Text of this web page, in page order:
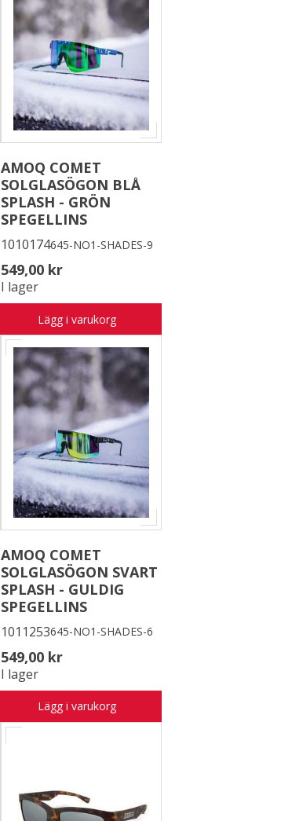
AMOQ COMET
SOLGLASÖGON BLÅ
SPLASH - GRÖN
SPEGELLINS
1010174645-NO1-SHADES-9
549,00 kr
I lager
Lägg i varukorg
AMOQ COMET
SOLGLASÖGON SVART
SPLASH - GULDIG
SPEGELLINS
1011253645-NO1-SHADES-6
549,00 kr
I lager
Lägg i varukorg